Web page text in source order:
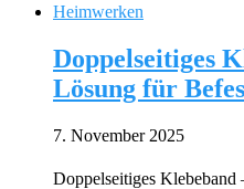
Heimwerken
Doppelseitiges
Lösung für
7. November 2025
Doppelseitiges Klebeband